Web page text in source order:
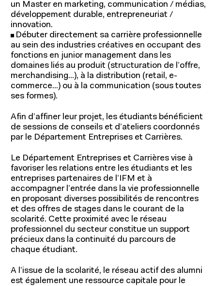
À propos de l'IFM
Fondation IFM
Corps professoral
Contact
Actualités
Ressources
Formation continue
Relations entreprises
Entrepreneuriat
un Master en marketing, communication / médias,
développement durable, entrepreneuriat /
innovation.
Débuter directement sa carrière professionnelle
au sein des industries créatives en occupant des
fonctions en junior management dans les
domaines liés au produit (structuration de l’offre,
merchandising...), à la distribution (retail, e-
commerce...) ou à la communication (sous toutes
ses formes).
Afin d’affiner leur projet, les étudiants bénéficient
de sessions de conseils et d’ateliers coordonnés
par le Département Entreprises et Carrières.
Le Département Entreprises et Carrières vise à
favoriser les relations entre les étudiants et les
entreprises partenaires de l’IFM et à
accompagner l’entrée dans la vie professionnelle
en proposant diverses possibilités de rencontres
et des offres de stages dans le courant de la
scolarité. Cette proximité avec le réseau
professionnel du secteur constitue un support
précieux dans la continuité du parcours de
chaque étudiant.
A l’issue de la scolarité, le réseau actif des alumni
est également une ressource capitale pour le